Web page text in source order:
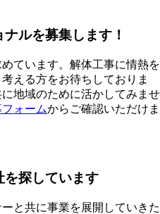
ルを募集します！
ています。解体工事に情熱を
える方をお待ちしておりま
地域のために活かしてみませ
ォームからご確認いただけま
を探しています
と共に事業を展開していきた